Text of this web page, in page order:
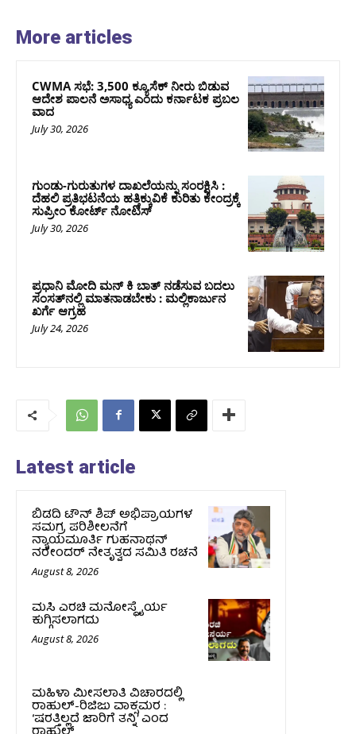
More articles
CWMA ಸಭೆ: 3,500 ಕ್ಯೂಸೆಕ್ ನೀರು ಬಿಡುವ
ಆದೇಶ ಪಾಲನೆ ಅಸಾಧ್ಯ ಎಂದು ಕರ್ನಾಟಕ ಪ್ರಬಲ
ವಾದ
July 30, 2026
ಗುಂಡು-ಗುರುತುಗಳ ದಾಖಲೆಯನ್ನು ಸಂರಕ್ಷಿಸಿ :
ದೆಹಲಿ ಪ್ರತಿಭಟನೆಯ ಹತ್ತಿಕ್ಕುವಿಕೆ ಕುರಿತು ಕೇಂದ್ರಕ್ಕೆ
ಸುಪ್ರೀಂ ಕೋರ್ಟ್ ನೋಟಿಸ್
July 30, 2026
ಪ್ರಧಾನಿ ಮೋದಿ ಮನ್‌ ಕಿ ಬಾತ್‌ ನಡೆಸುವ ಬದಲು
ಸಂಸತ್‌ನಲ್ಲಿ ಮಾತನಾಡಬೇಕು : ಮಲ್ಲಿಕಾರ್ಜುನ
ಖರ್ಗೆ ಆಗ್ರಹ
July 24, 2026
Latest article
ಬಿಡದಿ ಟೌನ್ ಶಿಪ್ ಅಭಿಪ್ರಾಯಗಳ
ಸಮಗ್ರ ಪರಿಶೀಲನೆಗೆ
ನ್ಯಾಯಮೂರ್ತಿ ಗುಹನಾಥನ್
ನರೇಂದರ್ ನೇತೃತ್ವದ ಸಮಿತಿ ರಚನೆ
August 8, 2026
ಮಸಿ ಎರಚಿ ಮನೋಸ್ಥೈರ್ಯ
ಕುಗ್ಗಿಸಲಾಗದು
August 8, 2026
ಮಹಿಳಾ ಮೀಸಲಾತಿ ವಿಚಾರದಲ್ಲಿ
ರಾಹುಲ್‌-ರಿಜಿಜು ವಾಕ್ಸಮರ :
‘ಷರತ್ತಿಲ್ಲದೆ ಜಾರಿಗೆ ತನ್ನಿ’ ಎಂದ